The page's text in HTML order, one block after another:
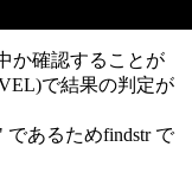
か確認することが
で結果の判定が
であるためfindstr で